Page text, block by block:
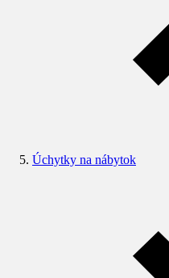
Úchytky na nábytok